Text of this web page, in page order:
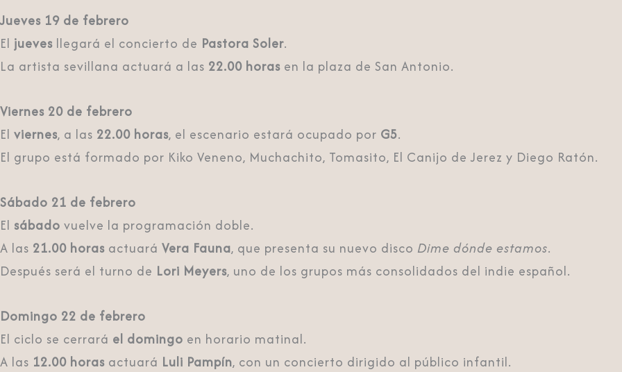
Jueves 19 de febrero
El jueves llegará el concierto de Pastora Soler.
La artista sevillana actuará a las 22.00 horas en la plaza de San Antonio.
Viernes 20 de febrero
El viernes, a las 22.00 horas, el escenario estará ocupado por G5.
El grupo está formado por Kiko Veneno, Muchachito, Tomasito, El Canijo de Jerez y Diego Ratón.
Sábado 21 de febrero
El sábado vuelve la programación doble.
A las 21.00 horas actuará Vera Fauna, que presenta su nuevo disco Dime dónde estamos.
Después será el turno de Lori Meyers, uno de los grupos más consolidados del indie español.
Domingo 22 de febrero
El ciclo se cerrará el domingo en horario matinal.
A las 12.00 horas actuará Luli Pampín, con un concierto dirigido al público infantil.